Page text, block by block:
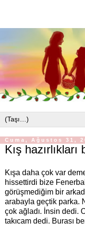
Cuma, Ağustos 31,
Kış hazırlıkları
Kışa daha çok var
hissettirdi bize
görüşmediğim bir
arabayla geçtik parka.
çok ağladı. İnsin dedi.
takıcam dedi. Burası